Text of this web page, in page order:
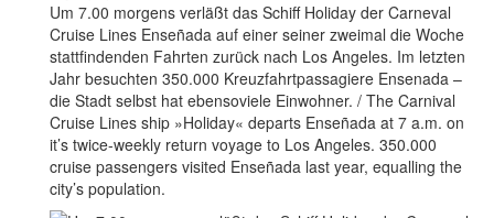
Um 7.00 morgens verläßt das Schiff Holiday der Carneval
Cruise Lines Enseñada auf einer seiner zweimal die Woche
stattfindenden Fahrten zurück nach Los Angeles. Im letzten
Jahr besuchten 350.000 Kreuzfahrtpassagiere Ensenada –
die Stadt selbst hat ebensoviele Einwohner. / The Carnival
Cruise Lines ship »Holiday« departs Enseñada at 7 a.m. on
it’s twice-weekly return voyage to Los Angeles. 350.000
cruise passengers visited Enseñada last year, equalling the
city’s population.